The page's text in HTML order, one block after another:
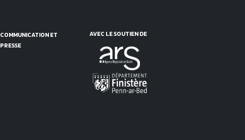
COMMUNICATION ET
PRESSE
AVEC LE SOUTIEN DE